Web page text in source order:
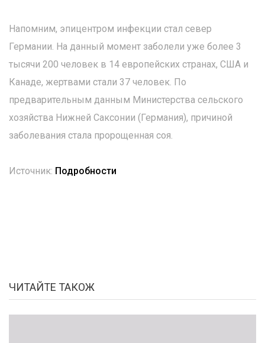
Напомним, эпицентром инфекции стал север
Германии. На данный момент заболели уже более 3
тысячи 200 человек в 14 европейских странах, США и
Канаде, жертвами стали 37 человек. По
предварительным данным Министерства сельского
хозяйства Нижней Саксонии (Германия), причиной
заболевания стала пророщенная соя.
Источник: Подробности
ЧИТАЙТЕ ТАКОЖ